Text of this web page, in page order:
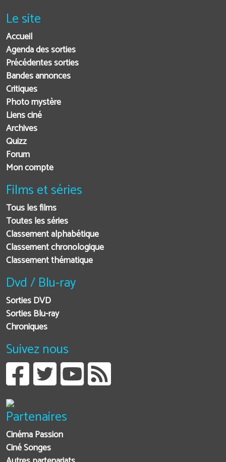
Le site
Accueil
Agenda des sorties
Précédentes sorties
Bandes annonces
Critiques
Photo mystère
Liens ciné
Archives
Quizz
Forum
Mon compte
Films et séries
Tous les films
Toutes les séries
Classement alphabétique
Classement chronologique
Classement thématique
Dvd / Blu-ray
Sorties DVD
Sorties Blu-ray
Chroniques
Suivez nous
Partenaires
Cinéma Passion
Ciné Songes